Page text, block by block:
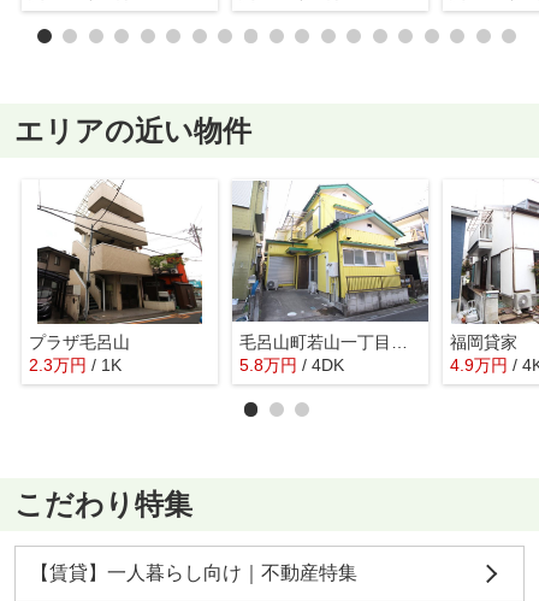
エリアの近い物件
プラザ毛呂山
2.3万円 / 1K
5.8万円 / 4DK
福岡貸家
4.9万円 /
こだわり特集
【賃貸】一人暮らし向け｜不動産特集